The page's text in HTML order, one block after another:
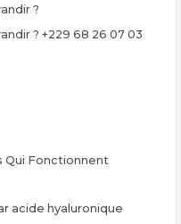
?
? +229 68 26 07 03
Qui Fonctionnent
acide hyaluronique